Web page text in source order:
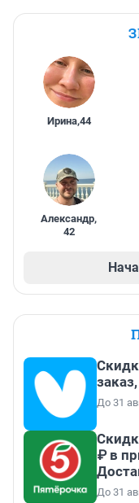
Ирина,44
Александр,
42
До 31
₽ в
До 31